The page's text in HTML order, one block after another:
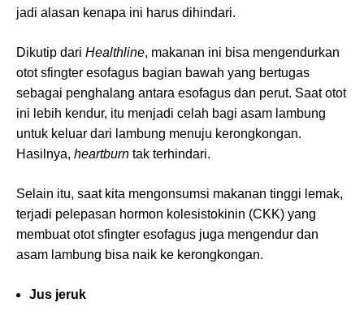
jadi alasan kenapa ini harus dihindari.
Dikutip dari Healthline, makanan ini bisa mengendurkan
otot sfingter esofagus bagian bawah yang bertugas
sebagai penghalang antara esofagus dan perut. Saat otot
ini lebih kendur, itu menjadi celah bagi asam lambung
untuk keluar dari lambung menuju kerongkongan.
Hasilnya, heartburn tak terhindari.
Selain itu, saat kita mengonsumsi makanan tinggi lemak,
terjadi pelepasan hormon kolesistokinin (CKK) yang
membuat otot sfingter esofagus juga mengendur dan
asam lambung bisa naik ke kerongkongan.
Jus jeruk